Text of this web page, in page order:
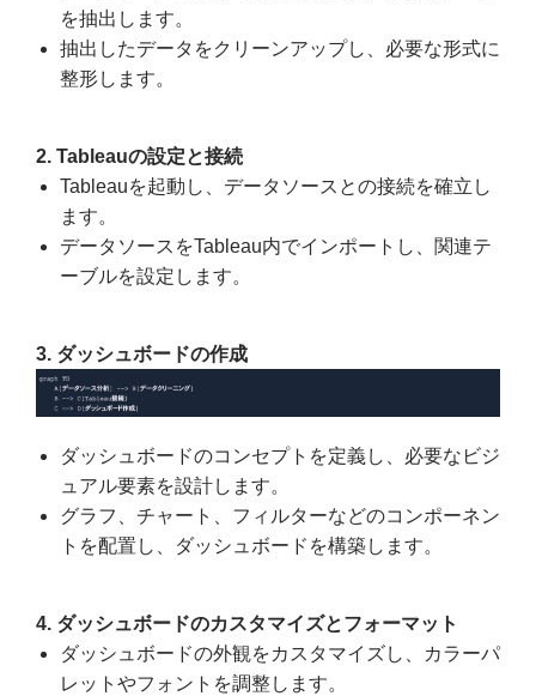
を抽出します。
抽出したデータをクリーンアップし、必要な形式に
整形します。
2. Tableauの設定と接続
Tableauを起動し、データソースとの接続を確立し
ます。
データソースをTableau内でインポートし、関連テ
ーブルを設定します。
3. ダッシュボードの作成
ダッシュボードのコンセプトを定義し、必要なビジ
ュアル要素を設計します。
グラフ、チャート、フィルターなどのコンポーネン
トを配置し、ダッシュボードを構築します。
4. ダッシュボードのカスタマイズとフォーマット
ダッシュボードの外観をカスタマイズし、カラーパ
レットやフォントを調整します。